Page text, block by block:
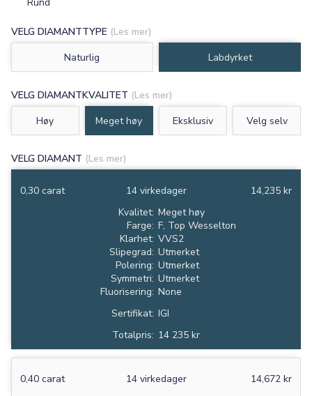
VELG DIAMANTTYPE (Les mer)
Naturlig
Labdyrket
VELG DIAMANTKVALITET (Les mer)
Høy
Meget høy Eksklusiv Velg selv
VELG DIAMANT (Les mer)
0,30 carat 14,235 kr
14 virkedager
Kvalitet: Meget høy
Farge: F, Top Wesselton
Klarhet: VVS2
Slipegrad: Utmerket
Polering: Utmerket
Symmetri: Utmerket
Fluorisering: None
Sertifikat: IGI
Totalpris: 14 235 kr
0,40 carat 14,672 kr
14 virkedager